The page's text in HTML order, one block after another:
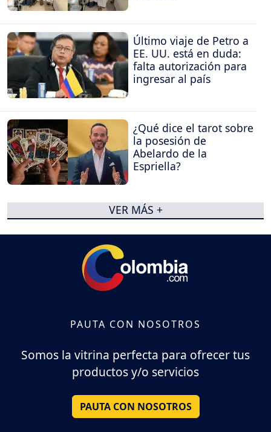
Último viaje de Petro a
EE. UU. está en duda:
falta autorización para
ingresar al país
¿Qué dice el tarot sobre
la posesión de
Abelardo de la
Espriella?
VER MÁS +
PAUTA CON NOSOTROS
Somos la vitrina perfecta para ofrecer tus
productos y/o servicios
PAUTA CON NOSOTROS